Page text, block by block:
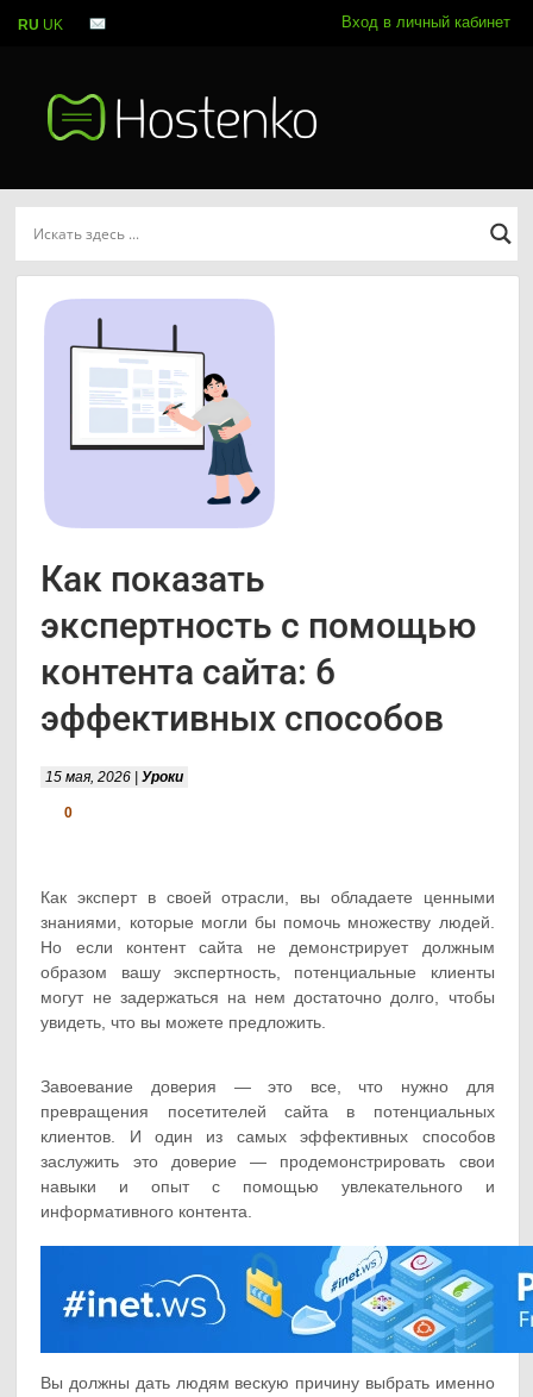
Вход в личный кабинет
Как показать
экспертность с помощью
контента сайта: 6
эффективных способов
15 мая, 2026 |Уроки
0
Как эксперт в своей отрасли, вы обладаете ценными
знаниями, которые могли бы помочь множеству людей.
Но если контент сайта не демонстрирует должным
образом вашу экспертность, потенциальные клиенты
могут не задержаться на нем достаточно долго, чтобы
увидеть, что вы можете предложить.
Завоевание доверия — это все, что нужно для
превращения посетителей сайта в потенциальных
клиентов. И один из самых эффективных способов
заслужить это доверие — продемонстрировать свои
навыки и опыт с помощью увлекательного и
информативного контента.
Вы должны дать людям вескую причину выбрать именно
RU UK